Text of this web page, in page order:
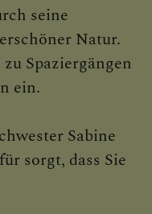
St. Gotthard
seine
Natur.
Spaziergängen
ein.
Sabine
sorgt, dass Sie